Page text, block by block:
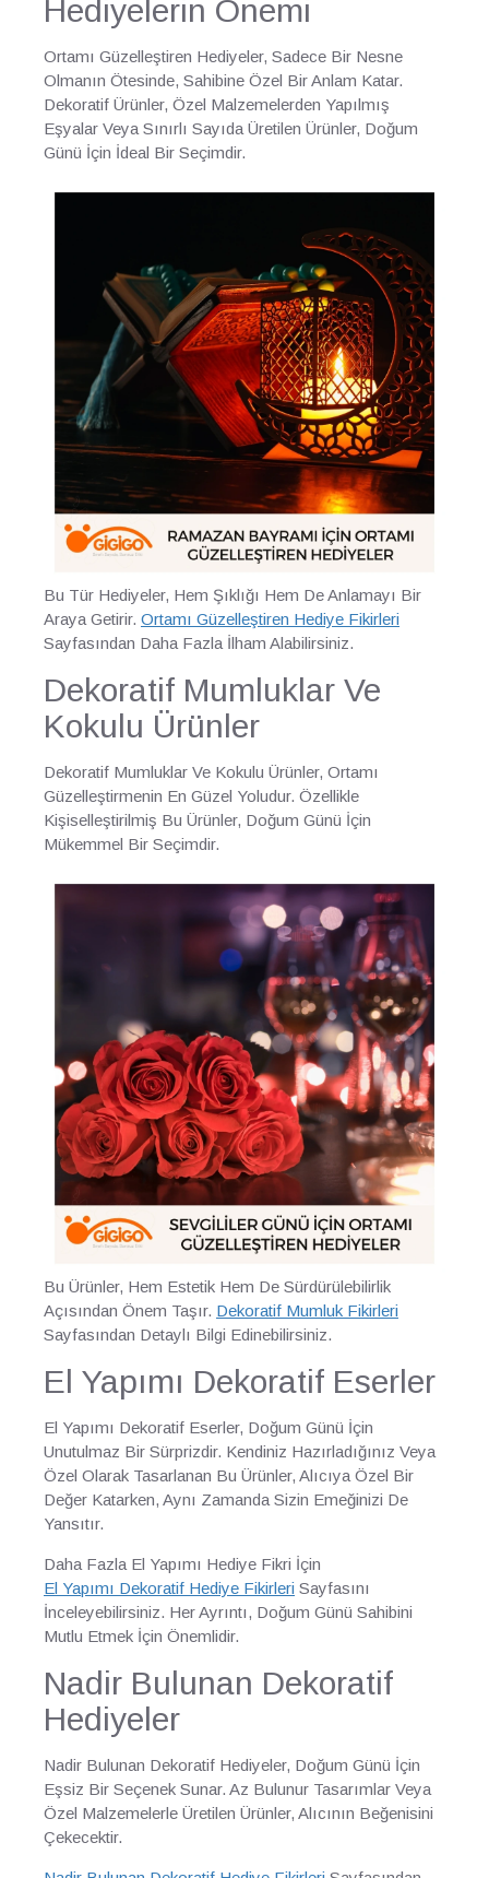
Hediyelerin Önemi
Ortamı Güzelleştiren Hediyeler, Sadece Bir Nesne
Olmanın Ötesinde, Sahibine Özel Bir Anlam Katar.
Dekoratif Ürünler, Özel Malzemelerden Yapılmış
Eşyalar Veya Sınırlı Sayıda Üretilen Ürünler, Doğum
Günü İçin İdeal Bir Seçimdir.
Bu Tür Hediyeler, Hem Şıklığı Hem De Anlamayı Bir
Araya Getirir. Ortamı Güzelleştiren Hediye Fikirleri
Sayfasından Daha Fazla İlham Alabilirsiniz.
Dekoratif Mumluklar Ve
Kokulu Ürünler
Dekoratif Mumluklar Ve Kokulu Ürünler, Ortamı
Güzelleştirmenin En Güzel Yoludur. Özellikle
Kişiselleştirilmiş Bu Ürünler, Doğum Günü İçin
Mükemmel Bir Seçimdir.
Bu Ürünler, Hem Estetik Hem De Sürdürülebilirlik
Açısından Önem Taşır. Dekoratif Mumluk Fikirleri
Sayfasından Detaylı Bilgi Edinebilirsiniz.
El Yapımı Dekoratif Eserler
El Yapımı Dekoratif Eserler, Doğum Günü İçin
Unutulmaz Bir Sürprizdir. Kendiniz Hazırladığınız Veya
Özel Olarak Tasarlanan Bu Ürünler, Alıcıya Özel Bir
Değer Katarken, Aynı Zamanda Sizin Emeğinizi De
Yansıtır.
Daha Fazla El Yapımı Hediye Fikri İçin
El Yapımı Dekoratif Hediye Fikirleri Sayfasını
İnceleyebilirsiniz. Her Ayrıntı, Doğum Günü Sahibini
Mutlu Etmek İçin Önemlidir.
Nadir Bulunan Dekoratif
Hediyeler
Nadir Bulunan Dekoratif Hediyeler, Doğum Günü İçin
Eşsiz Bir Seçenek Sunar. Az Bulunur Tasarımlar Veya
Özel Malzemelerle Üretilen Ürünler, Alıcının Beğenisini
Çekecektir.